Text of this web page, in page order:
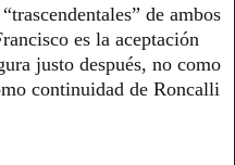
de ambos
es la aceptación
justo después, no como
continuidad de Roncalli